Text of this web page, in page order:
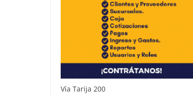
Vía Tarija 200